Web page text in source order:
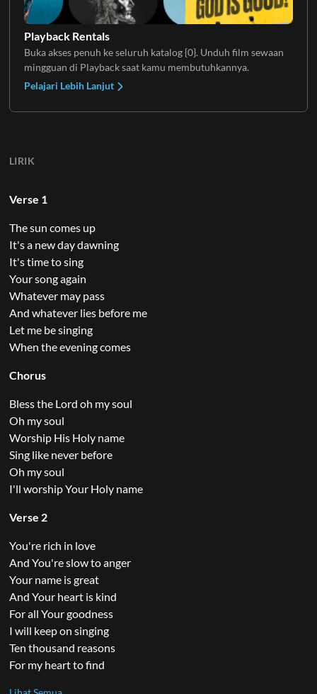
Playback Rentals
Buka akses penuh ke seluruh katalog {0}. Unduh film sewaan
mingguan di Playback saat kamu membutuhkannya.
Pelajari Lebih Lanjut
LIRIK
Verse 1
The sun comes up
It's a new day dawning
It's time to sing
Your song again
Whatever may pass
And whatever lies before me
Let me be singing
When the evening comes
Chorus
Bless the Lord oh my soul
Oh my soul
Worship His Holy name
Sing like never before
Oh my soul
I'll worship Your Holy name
Verse 2
You're rich in love
And You're slow to anger
Your name is great
And Your heart is kind
For all Your goodness
I will keep on singing
Ten thousand reasons
For my heart to find